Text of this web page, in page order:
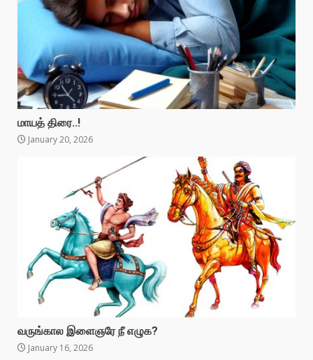
மாயத் திரை..!
January 20, 2026
வருங்கால இளைஞரே நீ எழுக?
January 16, 2026